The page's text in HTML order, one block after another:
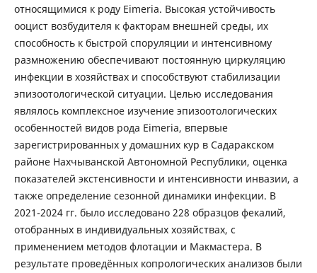
относящимися к роду Eimeria. Высокая устойчивость
ооцист возбудителя к факторам внешней среды, их
способность к быстрой споруляции и интенсивному
размножению обеспечивают постоянную циркуляцию
инфекции в хозяйствах и способствуют стабилизации
эпизоотологической ситуации. Целью исследования
являлось комплексное изучение эпизоотологических
особенностей видов рода Eimeria, впервые
зарегистрированных у домашних кур в Садаракском
районе Нахчыванской Автономной Республики, оценка
показателей экстенсивности и интенсивности инвазии, а
также определение сезонной динамики инфекции. В
2021-2024 гг. было исследовано 228 образцов фекалий,
отобранных в индивидуальных хозяйствах, с
применением методов флотации и Макмастера. В
результате проведённых копрологических анализов были